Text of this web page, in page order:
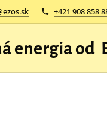
+421 908 858
energia od